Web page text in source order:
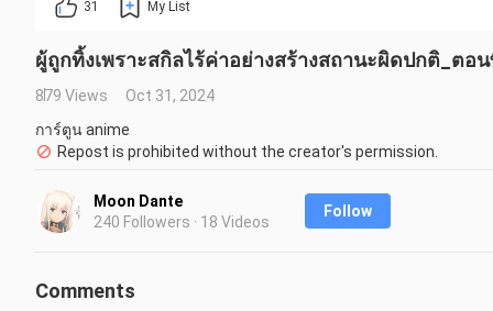
31 My List
ผู้ถูกทิ้งเพราะสกิลไร้ค่าอย่างสร้างสถานะผิดปกติ_ตอ
879 Views
Oct 31, 2024
การ์ตูน anime
Repost is prohibited without the creator's permission.
Moon Dante
240 Followers · 18 Videos
Follow
Comments